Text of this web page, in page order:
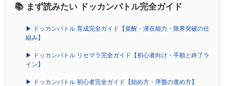
📚 まず読みたい ドッカンバトル完全ガイド
▶ ドッカンバトル 育成完全ガイド【覚醒・潜在能力・限界突破の仕
組み】
▶ ドッカンバトル リセマラ完全ガイド【初心者向け・手順と終了ラ
イン】
▶ ドッカンバトル 初心者完全ガイド【始め方・序盤の進め方】